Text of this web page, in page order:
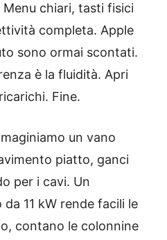
Menu chiari, tasti fisici
completa. Apple
sono ormai scontati.
è la fluidità. Apri
Fine.
un vano
piatto, ganci
per i cavi. Un
11 kW rende facili le
contano le colonnine